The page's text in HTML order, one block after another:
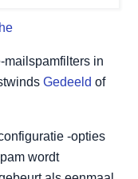
(automatisch
mailspamfilters in
Gedeeld of
-opties
wordt